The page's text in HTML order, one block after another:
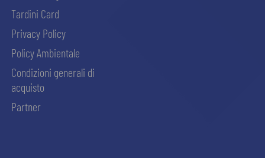
Tardini Card
Privacy Policy
Policy Ambientale
Condizioni generali di
acquisto
Partner